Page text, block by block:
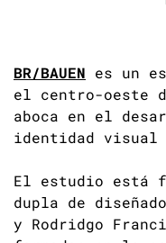
BR/BAUEN es un
el centro-oeste
aboca en el
identidad
El estudio está
dupla de
y Rodridgo